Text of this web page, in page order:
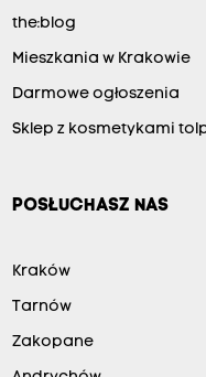
the:blog
Mieszkania w Krakowie
Darmowe ogłoszenia
Sklep z kosmetykami
POSŁUCHASZ NAS
Kraków
Tarnów
Zakopane